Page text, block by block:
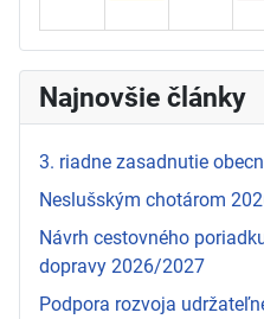
Najnovšie články
3. riadne zasadnutie
Neslušským chotárom
Návrh cestovného
dopravy 2026/2027
Podpora rozvoja